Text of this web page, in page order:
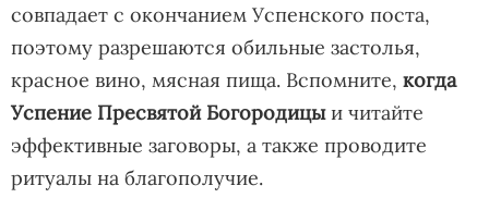
совпадает с окончанием Успенского поста,
поэтому разрешаются обильные застолья,
красное вино, мясная пища. Вспомните, когда
Успение Пресвятой Богородицыи читайте
эффективные заговоры, а также проводите
ритуалы на благополучие.